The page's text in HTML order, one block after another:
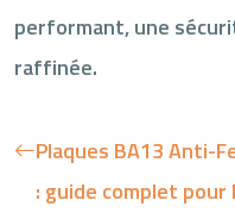
performant, une
raffinée.
Plaques BA13 Anti-
: guide complet pour